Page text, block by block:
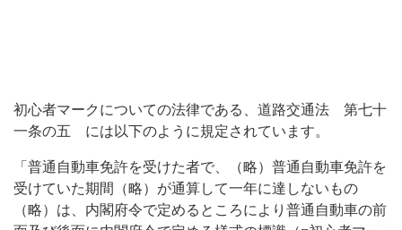
初心者マークについての法律である、道路交通法 第七十
一条の五 には以下のように規定されています。
「普通自動車免許を受けた者で、（略）普通自動車免許を
受けていた期間（略）が通算して一年に達しないもの
（略）は、内閣府令で定めるところにより普通自動車の前